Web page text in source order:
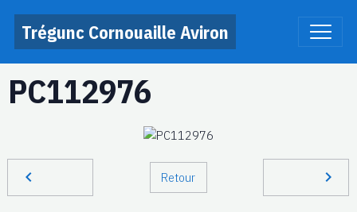
Trégunc Cornouaille Aviron
PC112976
Retour